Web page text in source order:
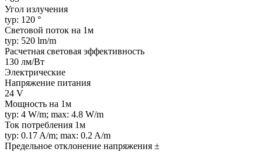
Угол излучения
typ: 120 °
Световой поток на 1м
typ: 520 lm/m
Расчетная световая эффективность
130 лм/Вт
Электрические
Напряжение питания
24 V
Мощность на 1м
typ: 4 W/m; max: 4.8 W/m
Ток потребления 1м
typ: 0.17 A/m; max: 0.2 A/m
Предельное отклонение напряжения ±